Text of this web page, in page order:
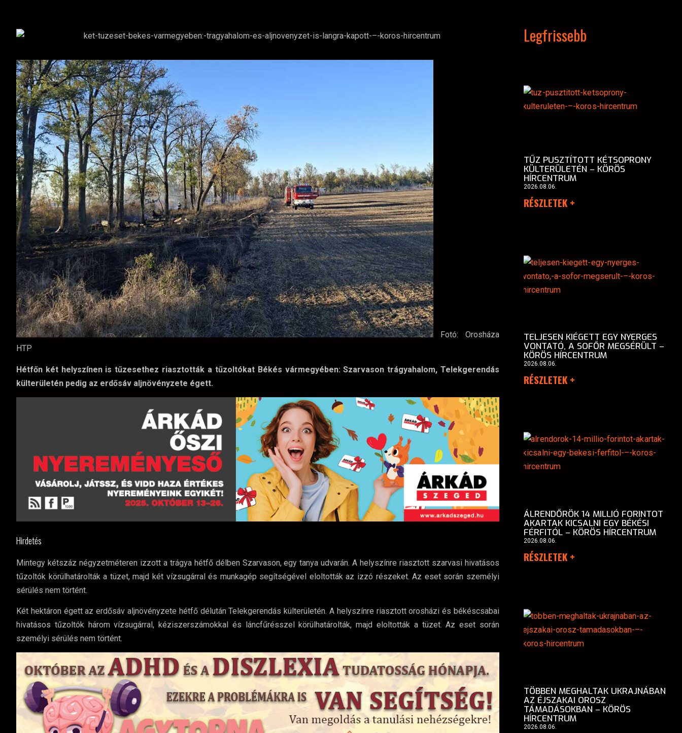
Fotó: Orosháza
HTP
Hétfőn két helyszínen is tűzesethez riasztották a tűzoltókat Békés vármegyében: Szarvason trágyahalom, Telekgerendás
külterületén pedig az erdősáv aljnövényzete égett.
Hirdetés
Mintegy kétszáz négyzetméteren izzott a trágya hétfő délben Szarvason, egy tanya udvarán. A helyszínre riasztott szarvasi hivatásos
tűzoltók körülhatárolták a tüzet, majd két vízsugárral és munkagép segítségével eloltották az izzó részeket. Az eset során személyi
sérülés nem történt.
Két hektáron égett az erdősáv aljnövényzete hétfő délután Telekgerendás külterületén. A helyszínre riasztott orosházi és békéscsabai
hivatásos tűzoltók három vízsugárral, kéziszerszámokkal és láncfűrésszel körülhatárolták, majd eloltották a tüzet. Az eset során
személyi sérülés nem történt.
Legfrissebb
TŰZ PUSZTÍTOTT KÉTSOPRONY
KÜLTERÜLETÉN – KÖRÖS
HÍRCENTRUM
2026.08.06.
RÉSZLETEK +
TELJESEN KIÉGETT EGY NYERGES
VONTATÓ, A SOFŐR MEGSÉRÜLT –
KÖRÖS HÍRCENTRUM
2026.08.06.
RÉSZLETEK +
ÁLRENDŐRÖK 14 MILLIÓ FORINTOT
AKARTAK KICSALNI EGY BÉKÉSI
FÉRFITÓL – KÖRÖS HÍRCENTRUM
2026.08.06.
RÉSZLETEK +
TÖBBEN MEGHALTAK UKRAJNÁBAN
AZ ÉJSZAKAI OROSZ
TÁMADÁSOKBAN – KÖRÖS
HÍRCENTRUM
2026.08.06.